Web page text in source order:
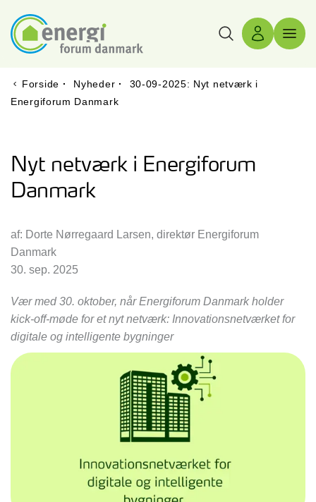
Søg Log ind
Forside · Nyheder ·
30-09-2025: Nyt netværk i
Energiforum Danmark
Nyt netværk i Energiforum
Danmark
af: Dorte Nørregaard Larsen, direktør Energiforum
Danmark
30. sep. 2025
Vær med 30. oktober, når Energiforum Danmark holder
kick-off-møde for et nyt netværk: Innovationsnetværket for
digitale og intelligente bygninger